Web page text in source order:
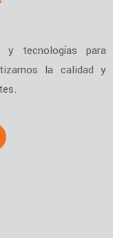
y tecnologías para
la calidad y